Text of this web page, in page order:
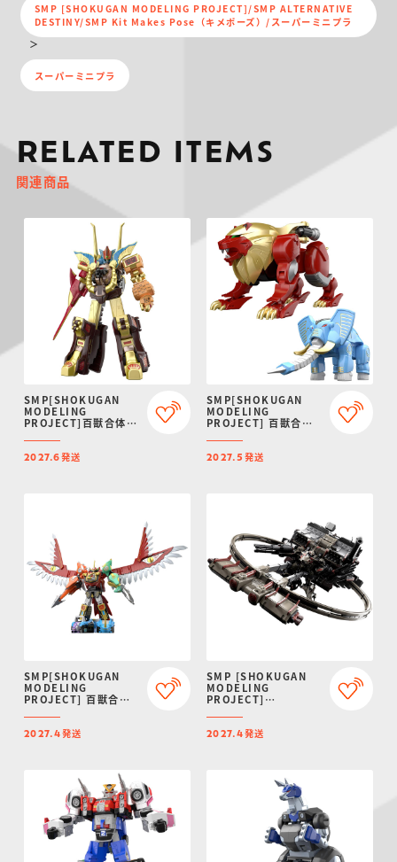
SMP [SHOKUGAN MODELING PROJECT]/SMP ALTERNATIVE
DESTINY/SMP Kit Makes Pose（キメポーズ）/スーパーミニプラ
スーパーミニプラ
RELATED ITEMS
関連商品
SMP[SHOKUGAN
MODELING
PROJECT]百獣合体
2027年6月発送】
2027.6発送
SMP[SHOKUGAN
MODELING
PROJECT] 百獣合体
レファント【再販：
2027年5月発送】
2027.5 発送
SMP[SHOKUGAN
MODELING
PROJECT] 百獣合体
2027年4月発送】
2027.4発送
SMP [SHOKUGAN
MODELING
PROJECT]
FIRES OF RUBICON
AAP07:
2027.4発送